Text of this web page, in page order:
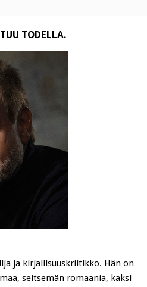
TODELLA.
ja kirjallisuuskriitikko. Hän on
seitsemän romaania, kaksi